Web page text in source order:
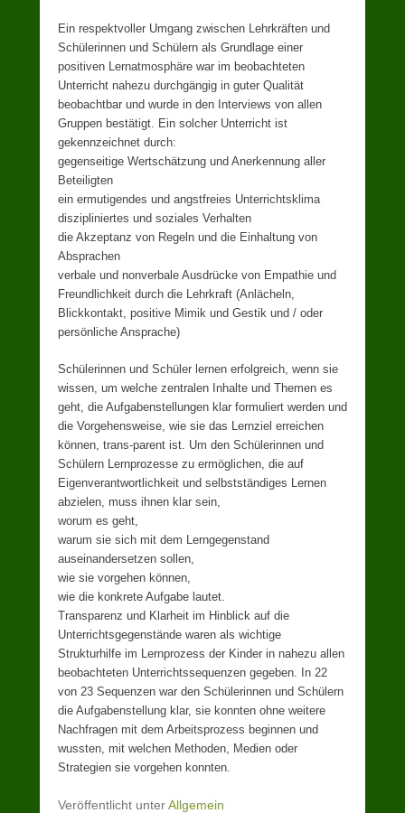
Ein respektvoller Umgang zwischen Lehrkräften und
Schülerinnen und Schülern als Grundlage einer
positiven Lernatmosphäre war im beobachteten
Unterricht nahezu durchgängig in guter Qualität
beobachtbar und wurde in den Interviews von allen
Gruppen bestätigt. Ein solcher Unterricht ist
gekennzeichnet durch:
gegenseitige Wertschätzung und Anerkennung aller
Beteiligten
ein ermutigendes und angstfreies Unterrichtsklima
diszipliniertes und soziales Verhalten
die Akzeptanz von Regeln und die Einhaltung von
Absprachen
verbale und nonverbale Ausdrücke von Empathie und
Freundlichkeit durch die Lehrkraft (Anlächeln,
Blickkontakt, positive Mimik und Gestik und / oder
persönliche Ansprache)
Schülerinnen und Schüler lernen erfolgreich, wenn sie
wissen, um welche zentralen Inhalte und Themen es
geht, die Aufgabenstellungen klar formuliert werden und
die Vorgehensweise, wie sie das Lernziel erreichen
können, trans-parent ist. Um den Schülerinnen und
Schülern Lernprozesse zu ermöglichen, die auf
Eigenverantwortlichkeit und selbstständiges Lernen
abzielen, muss ihnen klar sein,
worum es geht,
warum sie sich mit dem Lerngegenstand
auseinandersetzen sollen,
wie sie vorgehen können,
wie die konkrete Aufgabe lautet.
Transparenz und Klarheit im Hinblick auf die
Unterrichtsgegenstände waren als wichtige
Strukturhilfe im Lernprozess der Kinder in nahezu allen
beobachteten Unterrichtssequenzen gegeben. In 22
von 23 Sequenzen war den Schülerinnen und Schülern
die Aufgabenstellung klar, sie konnten ohne weitere
Nachfragen mit dem Arbeitsprozess beginnen und
wussten, mit welchen Methoden, Medien oder
Strategien sie vorgehen konnten.
Veröffentlicht unterAllgemein